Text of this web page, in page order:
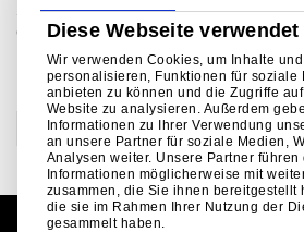
Diese Webseite
Wir verwenden Cookies, um Inhalte
personalisieren, Funktionen für soziale
anbieten zu können und die Zugriffe
Website zu analysieren. Außerdem
Informationen zu Ihrer Verwendung
an unsere Partner für soziale Medien,
Analysen weiter. Unsere Partner führen
Informationen möglicherweise mit
zusammen, die Sie ihnen bereitgestellt
die sie im Rahmen Ihrer Nutzung der
gesammelt haben.
Stahlprodukte sowie aus der breiten
Oberflächen ziehen.
KATEGORIEN
Konstruktion